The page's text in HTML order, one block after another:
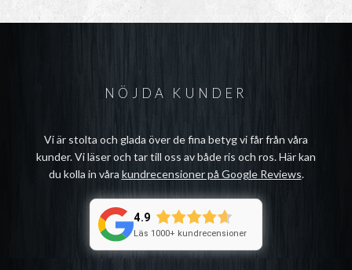
NÖJDA KUNDER
Vi är stolta och glada över de fina betyg vi får från våra
kunder. Vi läser och tar till oss av både ris och ros. Här kan
du kolla in våra kundrecensioner på Google Reviews.
4.9
Läs 1000+ kundrecensioner